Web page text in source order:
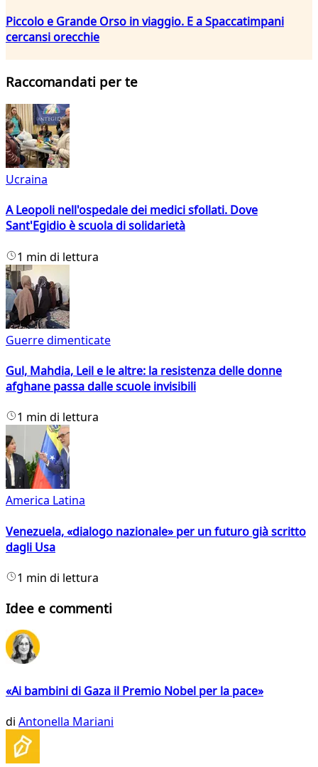
Piccolo e Grande Orso in viaggio. E a Spaccatimpani
cercansi orecchie
Raccomandati per te
Ucraina
A Leopoli nell'ospedale dei medici sfollati. Dove
Sant'Egidio è scuola di solidarietà
1 min di lettura
Guerre dimenticate
Gul, Mahdia, Leil e le altre: la resistenza delle donne
afghane passa dalle scuole invisibili
1 min di lettura
America Latina
Venezuela, «dialogo nazionale» per un futuro già scritto
dagli Usa
1 min di lettura
Idee e commenti
«Ai bambini di Gaza il Premio Nobel per la pace»
di Antonella Mariani